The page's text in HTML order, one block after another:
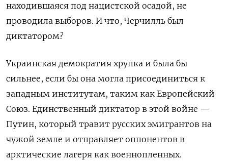
находившаяся под нацистской осадой, не
проводила выборов. И что, Черчилль был
диктатором?
Украинская демократия хрупка и была бы
сильнее, если бы она могла присоединиться к
западным институтам, таким как Европейский
Союз. Единственный диктатор в этой войне —
Путин, который травит русских эмигрантов на
чужой земле и отправляет оппонентов в
арктические лагеря как военнопленных.